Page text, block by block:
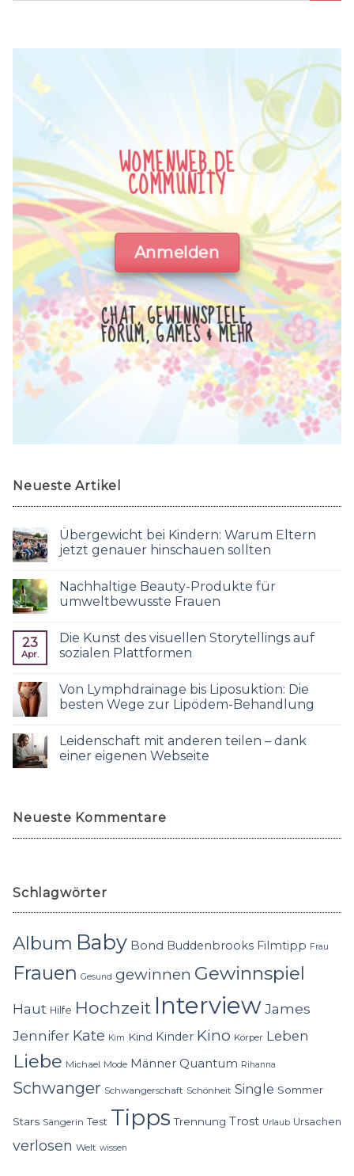
WOMENWEB.DE
COMMUNITY
Anmelden
CHAT, GEWINNSPIELE,
FORUM, GAMES & MEHR
Neueste Artikel
Übergewicht bei Kindern: Warum Eltern
jetzt genauer hinschauen sollten
Nachhaltige Beauty-Produkte für
umweltbewusste Frauen
23
Apr.
Die Kunst des visuellen Storytellings auf
sozialen Plattformen
Von Lymphdrainage bis Liposuktion: Die
besten Wege zur Lipödem-Behandlung
Leidenschaft mit anderen teilen – dank
einer eigenen Webseite
Neueste Kommentare
Schlagwörter
Album Baby Bond Buddenbrooks Filmtipp Frau
Frauen Gesund gewinnen Gewinnspiel
Haut Hilfe Hochzeit InterviewJames
Jennifer Kate Kim Kind Kinder Kino Körper Leben
Liebe Michael Mode Männer Quantum Rihanna
Schwanger Schwangerschaft Schönheit Single Sommer
Stars Sängerin Test Tipps Trennung Trost Urlaub Ursachen
verlosen Welt wissen